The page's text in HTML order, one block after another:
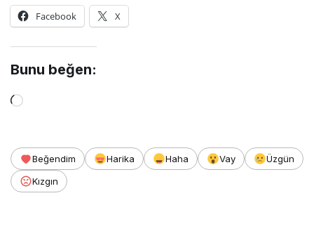
Facebook X
Bunu beğen:
Yükleniyor...
Beğendim Harika Haha Vay
Üzgün
Kızgın